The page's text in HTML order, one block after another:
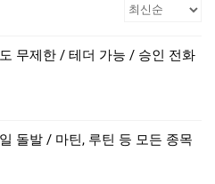
무제한 / 테더 가능 / 승인 전화
돌발 / 마틴, 루틴 등 모든 종목